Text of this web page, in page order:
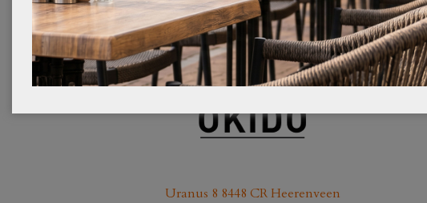
Uranus 8 8448 CR Heerenveen